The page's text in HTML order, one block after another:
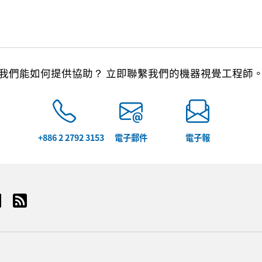
們能如何提供協助？ 立即聯繫我們的機器視覺工程師
+886 2 2792 3153 電子郵件 電子報